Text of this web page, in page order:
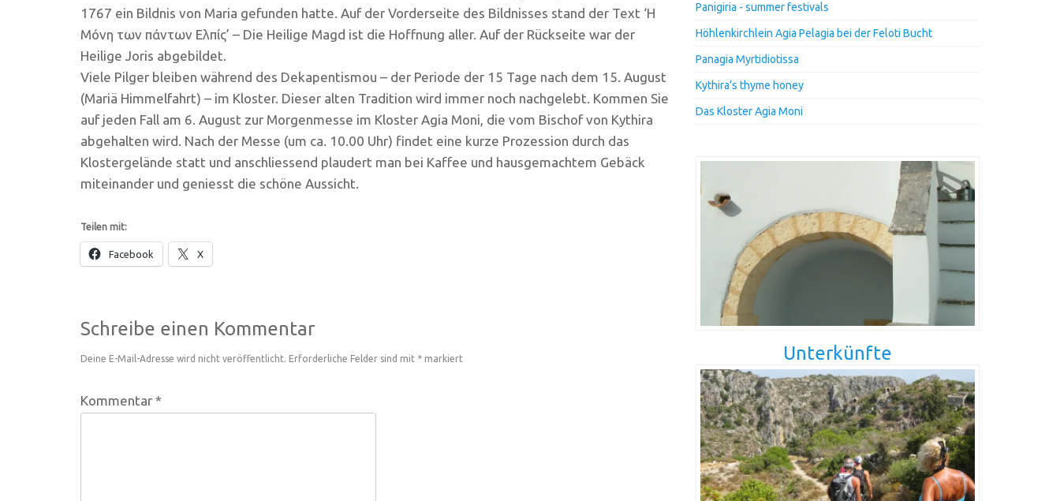
1767 ein Bildnis von Maria gefunden hatte. Auf der Vorderseite des Bildnisses stand der Text ‘Η
Μόνη των πάντων Ελπίς’ – Die Heilige Magd ist die Hoffnung aller. Auf der Rückseite war der
Heilige Joris abgebildet.
Viele Pilger bleiben während des Dekapentismou – der Periode der 15 Tage nach dem 15. August
(Mariä Himmelfahrt) – im Kloster. Dieser alten Tradition wird immer noch nachgelebt. Kommen Sie
auf jeden Fall am 6. August zur Morgenmesse im Kloster Agia Moni, die vom Bischof von Kythira
abgehalten wird. Nach der Messe (um ca. 10.00 Uhr) findet eine kurze Prozession durch das
Klostergelände statt und anschliessend plaudert man bei Kaffee und hausgemachtem Gebäck
miteinander und geniesst die schöne Aussicht.
Teilen mit:
Facebook X
Schreibe einen Kommentar
Deine E-Mail-Adresse wird nicht veröffentlicht. Erforderliche Felder sind mit * markiert
Kommentar *
Panigiria - summer festivals
Höhlenkirchlein Agia Pelagia bei der Feloti Bucht
Panagia Myrtidiotissa
Kythira’s thyme honey
Das Kloster Agia Moni
Unterkünfte